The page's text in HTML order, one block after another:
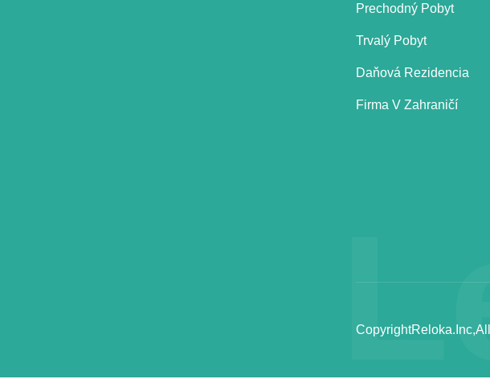
Prechodný Pobyt
Trvalý Pobyt
Daňová Rezidencia
Firma V Zahraničí
CopyrightReloka.inc,